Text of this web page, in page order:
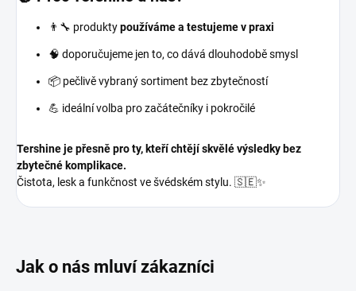
👨‍🔧 produktypoužíváme a testujeme v praxi
🧠 doporučujeme jen to, co dává dlouhodobě smysl
📦 pečlivě vybraný sortiment bez zbytečností
💪 ideální volba pro začátečníky i pokročilé
Tershine je přesně pro ty, kteří chtějí skvělé výsledky bez
zbytečné komplikace.
Čistota, lesk a funkčnost ve švédském stylu. 🇸🇪✨